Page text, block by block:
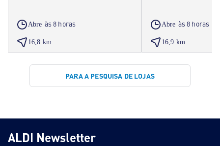
Abre às 8 horas
16,8 km
Abre às 8 horas
16,9 km
PARA A PESQUISA DE LOJAS
ALDI Newsletter